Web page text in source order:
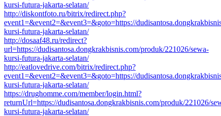
kursi-futura-jakarta-selatan/
http://diskontfoto.ru/bitrix/redirect.php?
event1=&event2=&event3=&goto=https://
kursi-futura-jakarta-selatan/
http://dosaaf48.ru/redirect?
url=https://dudisantosa.dongkrakbisnis.com/produk/221026/sewa-
kursi-futura-jakarta-selatan/
http://eatlovedrive.com/bitrix/redirect.php?
event1=&event2=&event3=&goto=https://
kursi-futura-jakarta-selatan/
https://drughomme.com/member/login.html?
returnUrl=https://dudisantosa.dongkrakbisnis.com/produk/221026/
kursi-futura-jakarta-selatan/